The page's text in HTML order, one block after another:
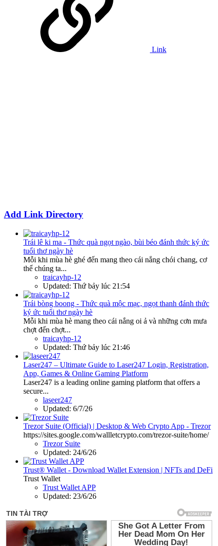
Link
Add Link Directory
Trái lê ki ma - Thức quà ngọt ngào, bùi béo đánh thức ký ức
tuổi thơ ngày hè
Mỗi khi mùa hè ghé đến mang theo cái nắng chói chang, cơ
thể chúng ta...
traicayhp-12
Updated: Thứ bảy lúc 21:54
Trái bòng boong - Thức quà mộc mạc, ngọt thanh đánh thức
ký ức tuổi thơ ngày hè
Mỗi khi mùa hè mang theo cái nắng oi ả và những cơn mưa
chợt đến chợt...
traicayhp-12
Updated: Thứ bảy lúc 21:46
Laser247 – Ultimate Guide to Laser247 Login, Registration,
App, Games & Online Gaming Platform
Laser247 is a leading online gaming platform that offers a
secure...
laseer247
Updated: 6/7/26
Trezor Suite (Official) | Desktop & Web Crypto App - Trezor
https://sites.google.com/wallletcrypto.com/trezor-suite/home/
Trezor Suite
Updated: 24/6/26
Trust® Wallet - Download Wallet Extension | NFTs and DeFi
Trust Wallet
Trust Wallet APP
Updated: 23/6/26